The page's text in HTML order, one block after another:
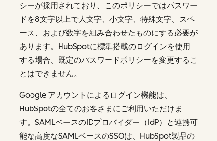
シーが採用されており、このポリシーではパスワー
ドを8文字以上で大文字、小文字、特殊文字、スペ
ース、および数字を組み合わせたものにする必要が
あります。HubSpotに標準搭載のログインを使用
する場合、既定のパスワードポリシーを変更するこ
とはできません。
Google アカウントによるログイン機能は、
HubSpotの全てのお客さまにご利用いただけま
す。SAMLベースのIDプロバイダー（IdP）と連携可
能な高度なSAMLベースのSSOは、HubSpot製品の